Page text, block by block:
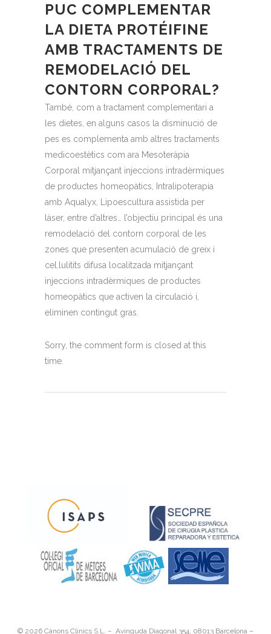
PUC COMPLEMENTAR
LA DIETA PROTÉIFINE
AMB TRACTAMENTS DE
REMODELACIÓ DEL
CONTORN CORPORAL?
També, com a tractament complementari a
les dietes, en alguns casos la disminució de
pes es complementa amb altres tractaments
medicoestètics com ara Mesoteràpia
Corporal mitjançant injeccions intradèrmiques
de productes homeopàtics, Intralipoterapia
amb Aqualyx, Lipoescultura assistida per
làser, entre d’altres… l’objectiu principal és una
remodelació del contorn corporal de les
zones que presenten acumulació de greix i
cel.lulitits difusa localitzada mitjançant
injeccions intradèrmiques de productes
homeopàtics que activen la circulació i,
eliminen contingut gras.
Sorry, the comment form is closed at this
time.
© 2026 Cànons Clinics S.L. – Avinguda Diagonal 354, 08013 Barcelona –